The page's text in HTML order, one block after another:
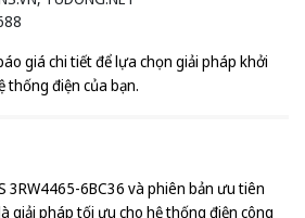
giá chi tiết để lựa chọn giải pháp khởi
thống điện của bạn.
3RW4465-6BC36 và phiên bản ưu tiên
giải pháp tối ưu cho hệ thống điện công